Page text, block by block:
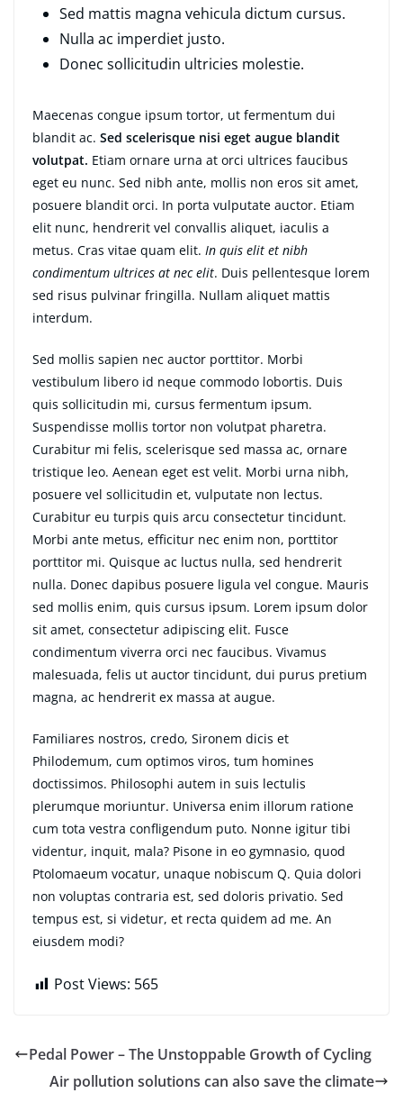
Sed mattis magna vehicula dictum cursus.
Nulla ac imperdiet justo.
Donec sollicitudin ultricies molestie.
Maecenas congue ipsum tortor, ut fermentum dui
blandit ac. Sed scelerisque nisi eget augue blandit
volutpat. Etiam ornare urna at orci ultrices faucibus
eget eu nunc. Sed nibh ante, mollis non eros sit amet,
posuere blandit orci. In porta vulputate auctor. Etiam
elit nunc, hendrerit vel convallis aliquet, iaculis a
metus. Cras vitae quam elit. In quis elit et nibh
condimentum ultrices at nec elit. Duis pellentesque lorem
sed risus pulvinar fringilla. Nullam aliquet mattis
interdum.
Sed mollis sapien nec auctor porttitor. Morbi
vestibulum libero id neque commodo lobortis. Duis
quis sollicitudin mi, cursus fermentum ipsum.
Suspendisse mollis tortor non volutpat pharetra.
Curabitur mi felis, scelerisque sed massa ac, ornare
tristique leo. Aenean eget est velit. Morbi urna nibh,
posuere vel sollicitudin et, vulputate non lectus.
Curabitur eu turpis quis arcu consectetur tincidunt.
Morbi ante metus, efficitur nec enim non, porttitor
porttitor mi. Quisque ac luctus nulla, sed hendrerit
nulla. Donec dapibus posuere ligula vel congue. Mauris
sed mollis enim, quis cursus ipsum. Lorem ipsum dolor
sit amet, consectetur adipiscing elit. Fusce
condimentum viverra orci nec faucibus. Vivamus
malesuada, felis ut auctor tincidunt, dui purus pretium
magna, ac hendrerit ex massa at augue.
Familiares nostros, credo, Sironem dicis et
Philodemum, cum optimos viros, tum homines
doctissimos. Philosophi autem in suis lectulis
plerumque moriuntur. Universa enim illorum ratione
cum tota vestra confligendum puto. Nonne igitur tibi
videntur, inquit, mala? Pisone in eo gymnasio, quod
Ptolomaeum vocatur, unaque nobiscum Q. Quia dolori
non voluptas contraria est, sed doloris privatio. Sed
tempus est, si videtur, et recta quidem ad me. An
eiusdem modi?
Post Views: 565
Pedal Power – The Unstoppable Growth of Cycling
Air pollution solutions can also save the climate